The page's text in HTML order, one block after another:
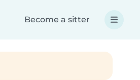
Become a sitter